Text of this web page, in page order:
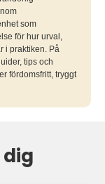
som
för hur urval,
i praktiken. På
tips och
fördomsfritt, tryggt